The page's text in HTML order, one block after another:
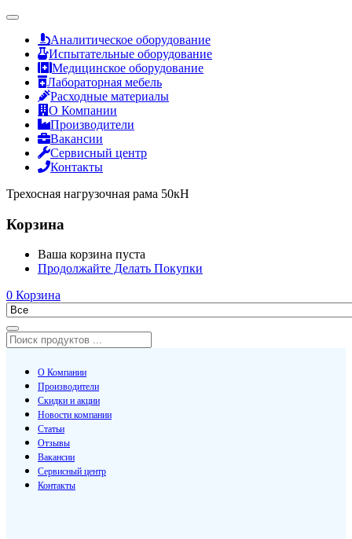
Аналитическое оборудование
Испытательные оборудование
Медицинское оборудование
Лабораторная мебель
Расходные материалы
О Компании
Производители
Вакансии
Сервисный центр
Контакты
Трехосная нагрузочная рама 50кН
Корзина
Ваша корзина пуста
Продолжайте Делать Покупки
0 Корзина
О Компании
Производители
Скидки и акции
Новости компании
Статьи
Отзывы
Вакансии
Сервисный центр
Контакты